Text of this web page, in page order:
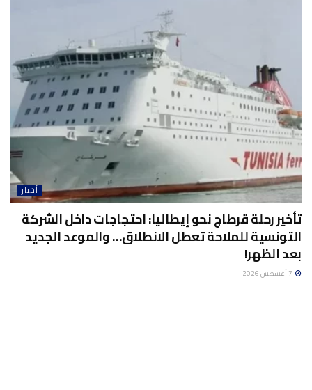
أخبار
تأخير رحلة قرطاج نحو إيطاليا: احتجاجات داخل الشركة
التونسية للملاحة تعطل الانطلاق… والموعد الجديد
بعد الظهر!